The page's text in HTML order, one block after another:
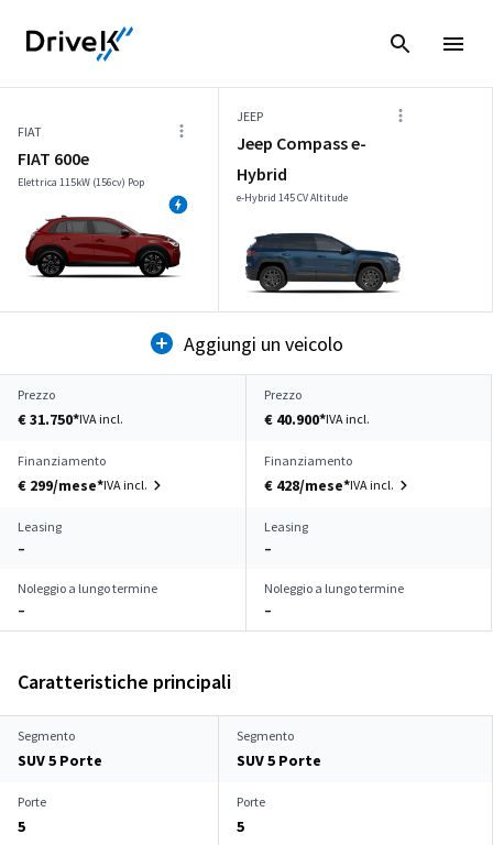
FIAT
FIAT 600e
Elettrica 115kW (156cv) Pop
JEEP
Jeep Compass e-
Hybrid
e-Hybrid 145 CV Altitude
Aggiungi un veicolo
Prezzo
€ 31.750*IVA incl.
Prezzo
€ 40.900*IVA incl.
Finanziamento
€ 299/mese*IVA incl.
Finanziamento
€ 428/mese*IVA incl.
Leasing
–
Leasing
–
Noleggio a lungo termine
–
Noleggio a lungo termine
–
Caratteristiche principali
Segmento
SUV 5 Porte
Segmento
SUV 5 Porte
Porte
5
Porte
5